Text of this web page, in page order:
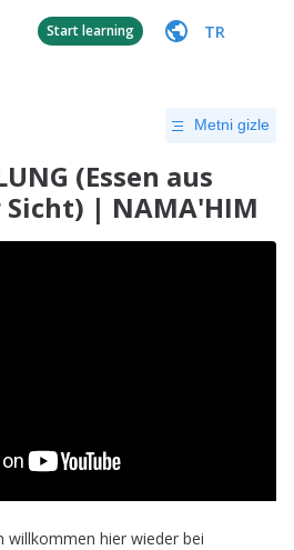
Start learning TR
Metni gizle
(Essen aus
| NAMA'HIM
willkommen hier wieder bei